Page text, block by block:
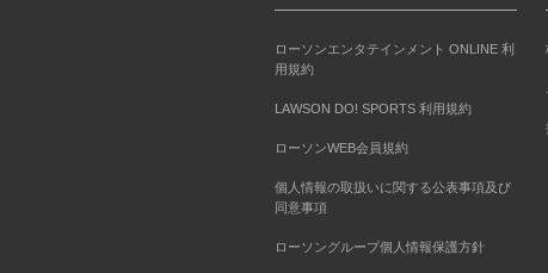
ローソンエンタテインメント ONLINE 利
用規約
LAWSON DO! SPORTS 利用規約
ローソンWEB会員規約
個人情報の取扱いに関する公表事項及び
同意事項
ローソングループ個人情報保護方針